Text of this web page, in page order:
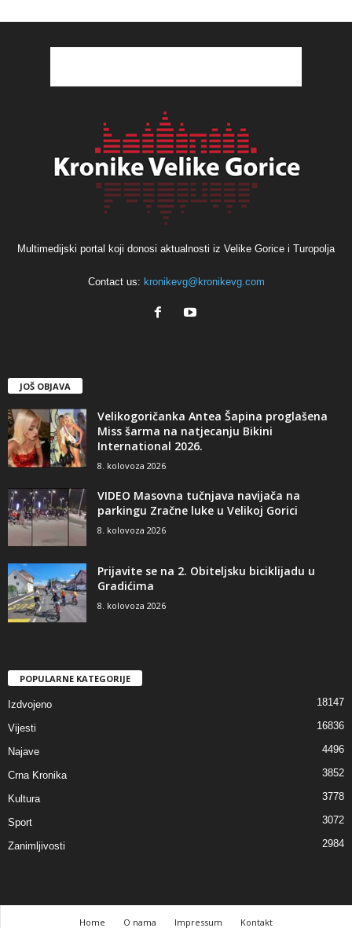
Multimedijski portal koji donosi aktualnosti iz Velike Gorice i Turopolja
Contact us: kronikevg@kronikevg.com
JOŠ OBJAVA
Velikogoričanka Antea Šapina proglašena
Miss šarma na natjecanju Bikini
International 2026.
8. kolovoza 2026
VIDEO Masovna tučnjava navijača na
parkingu Zračne luke u Velikoj Gorici
8. kolovoza 2026
Prijavite se na 2. Obiteljsku biciklijadu u
Gradićima
8. kolovoza 2026
POPULARNE KATEGORIJE
Izdvojeno 18147
Vijesti 16836
Najave 4496
Crna Kronika 3852
Kultura 3778
Sport 3072
Zanimljivosti 2984
Home O nama Impressum Kontakt